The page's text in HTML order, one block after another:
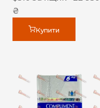
₴
Купити